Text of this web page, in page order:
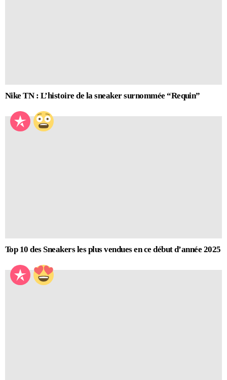
Nike TN : L’histoire de la sneaker surnommée “Requin”
Top 10 des Sneakers les plus vendues en ce début d’année 2025